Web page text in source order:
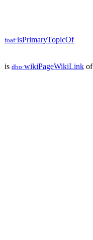
foaf:isPrimaryTopicOf
is dbo:wikiPageWikiLink of